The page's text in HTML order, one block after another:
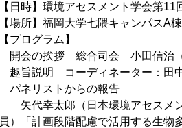
【日時】環境アセスメント学会第
【場所】福岡大学七隈キャンパスA
【プログラム】
開会の挨拶 総合司会 小田信治（
趣旨説明 コーディネーター：田中
パネリストからの報告
矢代幸太郎（日本環境アセスメン
員）「計画段階配慮で活用する生物